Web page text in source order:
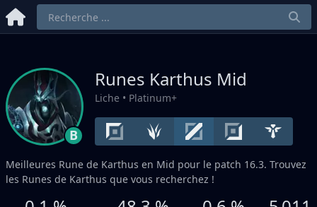
B
Runes Karthus Mid
Liche • Platinum+
Meilleures Rune de Karthus en Mid pour le patch 16.3. Trouvez
les Runes de Karthus que vous recherchez !